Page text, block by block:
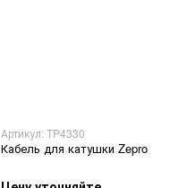
Артикул: TP4330
Кабель для катушки Zepro